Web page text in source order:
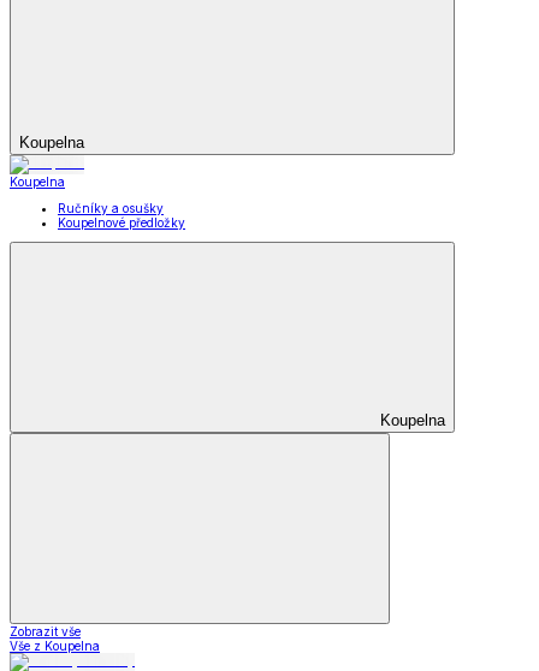
Koupelna
Koupelna
Ručníky a osušky
Koupelnové předložky
Koupelna
Zobrazit vše
Vše z Koupelna